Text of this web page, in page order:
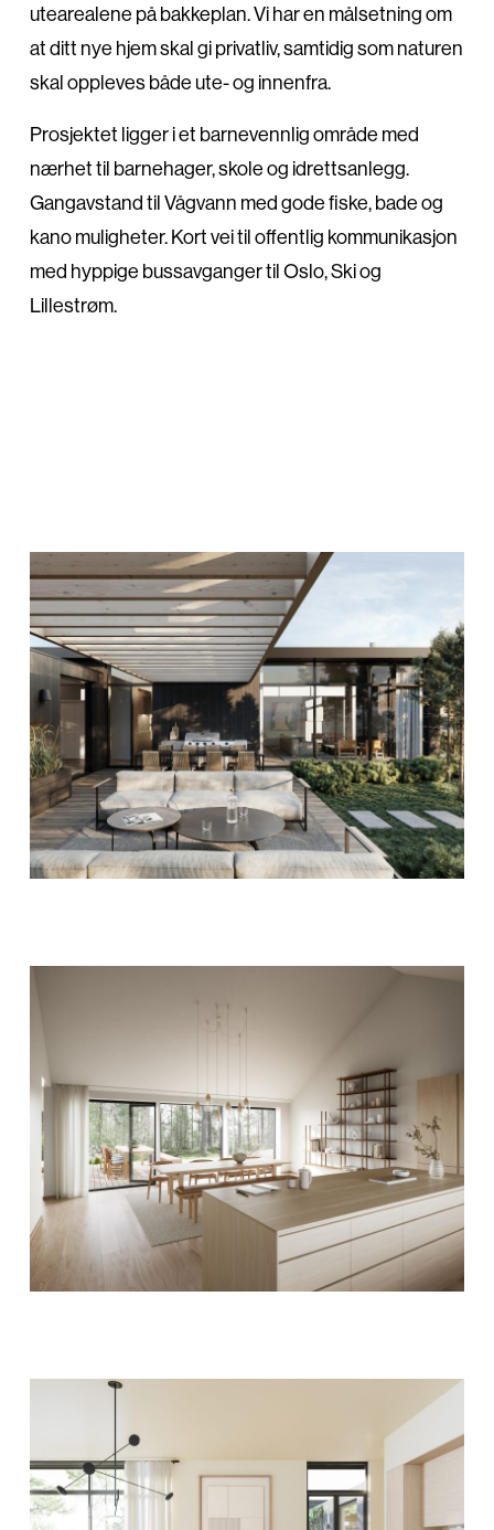
Søk
utearealene på bakkeplan. Vi har en målsetning om
at ditt nye hjem skal gi privatliv, samtidig som naturen
skal oppleves både ute- og innenfra.
Prosjektet ligger i et barnevennlig område med
nærhet til barnehager, skole og idrettsanlegg.
Gangavstand til Vågvann med gode fiske, bade og
kano muligheter. Kort vei til offentlig kommunikasjon
med hyppige bussavganger til Oslo, Ski og
Lillestrøm.